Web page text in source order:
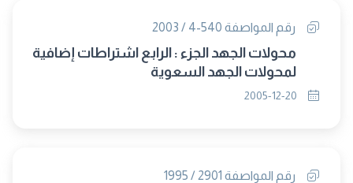
رقم المواصفة 540-4 / 2003
محولات الجهد الجزء : الرابع اشتراطات إضافية
لمحولات الجهد السعوية
رقم المواصفة 2901 / 1995